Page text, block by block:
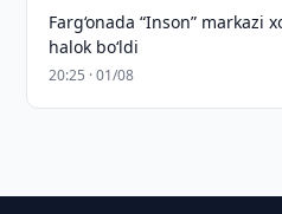
Farg‘onada “Inson” markazi
halok bo‘ldi
20:25 · 01/08